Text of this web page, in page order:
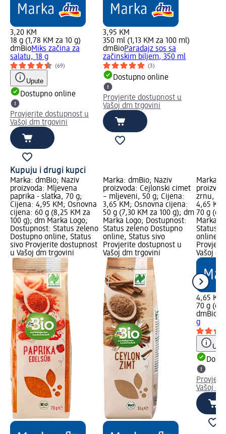
3,20 KM
18 g (1,78 KM za 10 g)
dmBioMiks začina za
salatu, 18 g
(69)
Upute
Dostupno online
Provjerite dostupnost u
Vašoj dm trgovini
3,95 KM
350 ml (1,13 KM za 100 ml)
dmBioParadajz sos sa
začinskim biljem, 350 ml
(3)
Dostupno online
Provjerite dostupnost u
Vašoj dm trgovini
Kupuju i drugi kupci
Marka: dmBio; Naziv
proizvoda: Mljevena
paprika - slatka, 70 g;
Cijena: 4,95 KM; Osnovna
cijena: 60 g (8,25 KM za
100 g); dm Marka Logo;
Dostupnost: Status zeleno
Dostupno online, Status
sivo Provjerite dostupnost
u Vašoj dm trgovini
Marka: dmBio; Naziv
proizvoda: Cejlonski cimet
– mljeveni, 50 g; Cijena:
3,65 KM; Osnovna cijena:
50 g (7,30 KM za 100 g); dm
Marka Logo; Dostupnost:
Status zeleno Dostupno
online, Status sivo
Provjerite dostupnost u
Vašoj dm trgovini
Marka:
zrnu, 70
4,65
70 g
Marka
Status
online,
Vašoj
4,65 KM
70 g
dmBio
g
Vašoj